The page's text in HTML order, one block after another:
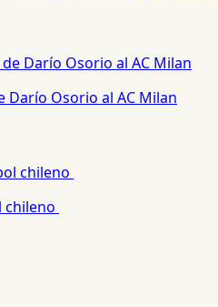
Darío Osorio al AC Milan
chileno